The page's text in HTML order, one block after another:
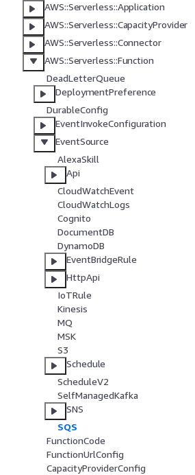
AWS::Serverless::Application
AWS::Serverless::CapacityProvider
AWS::Serverless::Connector
AWS::Serverless::Function
DeadLetterQueue
DeploymentPreference
DurableConfig
EventInvokeConfiguration
EventSource
AlexaSkill
Api
CloudWatchEvent
CloudWatchLogs
Cognito
DocumentDB
DynamoDB
EventBridgeRule
HttpApi
IoTRule
Kinesis
MQ
MSK
S3
Schedule
ScheduleV2
SelfManagedKafka
SNS
SQS
FunctionCode
FunctionUrlConfig
CapacityProviderConfig